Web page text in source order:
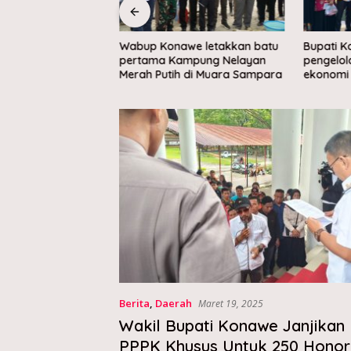
Wabup Konawe letakkan batu
pertama Kampung Nelayan
Merah Putih di Muara Sampara
Bupati
Berita, Daerah Maret 19, 2025
Wakil Bupati Konawe Janjikan
PPPK Khusus Untuk 250